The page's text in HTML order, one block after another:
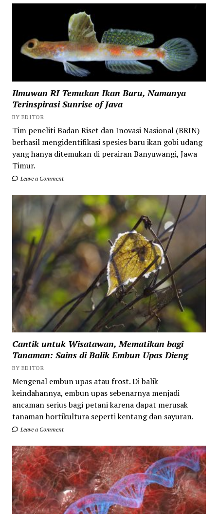
Ilmuwan RI Temukan Ikan Baru, Namanya
Terinspirasi Sunrise of Java
BY EDITOR
Tim peneliti Badan Riset dan Inovasi Nasional (BRIN)
berhasil mengidentifikasi spesies baru ikan gobi udang
yang hanya ditemukan di perairan Banyuwangi, Jawa
Timur.
Leave a Comment
Cantik untuk Wisatawan, Mematikan bagi
Tanaman: Sains di Balik Embun Upas Dieng
BY EDITOR
Mengenal embun upas atau frost. Di balik
keindahannya, embun upas sebenarnya menjadi
ancaman serius bagi petani karena dapat merusak
tanaman hortikultura seperti kentang dan sayuran.
Leave a Comment